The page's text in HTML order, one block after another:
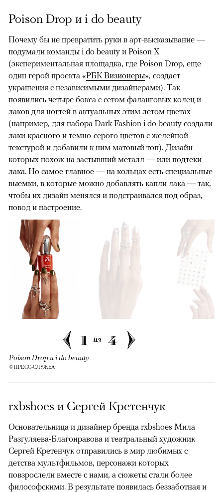
Poison Drop и i do beauty
Почему бы не превратить руки в арт-высказывание —
подумали команды i do beauty и Poison X
(экспериментальная площадка, где Poison Drop, еще
один герой проекта «РБК Визионеры», создает
украшения с независимыми дизайнерами). Так
появились четыре бокса с сетом фаланговых колец и
лаков для ногтей в актуальных этим летом цветах
(например, для набора Dark Fashion i do beauty создали
лаки красного и темно-серого цветов с желейной
текстурой и добавили к ним матовый топ). Дизайн
которых похож на застывший металл — или подтеки
лака. Но самое главное — на кольцах есть специальные
выемки, в которые можно добавлять капли лака — так,
чтобы их дизайн менялся и подстраивался под образ,
повод и настроение.
1 из 4
Poison Drop и i do beauty
© ПРЕСС-СЛУЖБА
rxbshoes и Сергей Кретенчук
Основательница и дизайнер бренда rxbshoes Мила
Разгуляева-Благонравова и театральный художник
Сергей Кретенчук отправились в мир любимых с
детства мультфильмов, персонажи которых
повзрослели вместе с нами, а сюжеты стали более
философскими. В результате появилась беззаботная и